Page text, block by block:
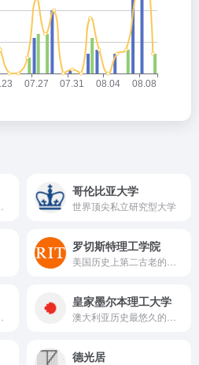
哥伦比亚大学
世界顶尖私立研究型大学
罗切斯特理工学院
皇家墨尔本理工大学
德光居